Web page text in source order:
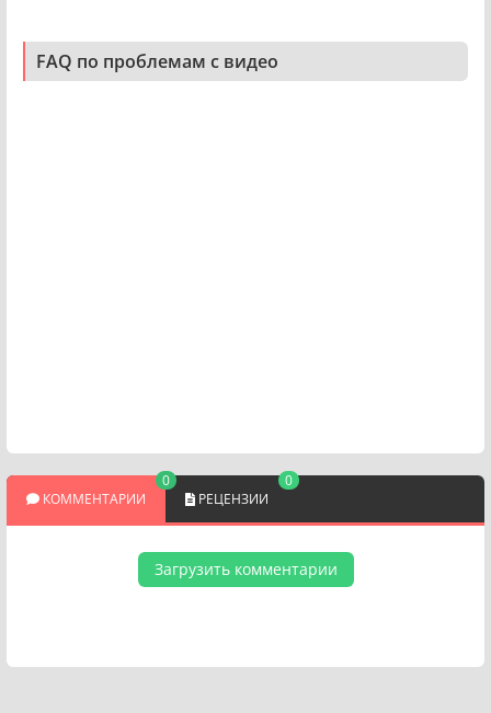
FAQ по проблемам с видео
КОММЕНТАРИИ
0
РЕЦЕНЗИИ
0
Загрузить комментарии